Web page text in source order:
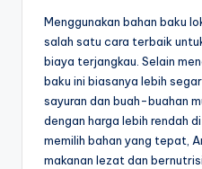
Menggunakan bahan baku
salah satu cara terbaik
biaya terjangkau. Selain
baku ini biasanya lebih
sayuran dan buah-buahan
dengan harga lebih rendah
memilih bahan yang tepat,
makanan lezat dan